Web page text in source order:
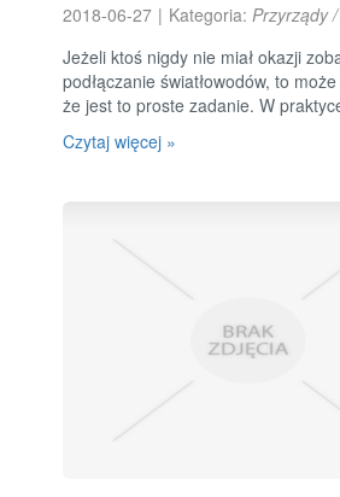
2018-06-27 | Kategoria: Przyrządy
Jeżeli ktoś nigdy nie miał okazji
podłączanie światłowodów, to
że jest to proste zadanie. W
Czytaj więcej »